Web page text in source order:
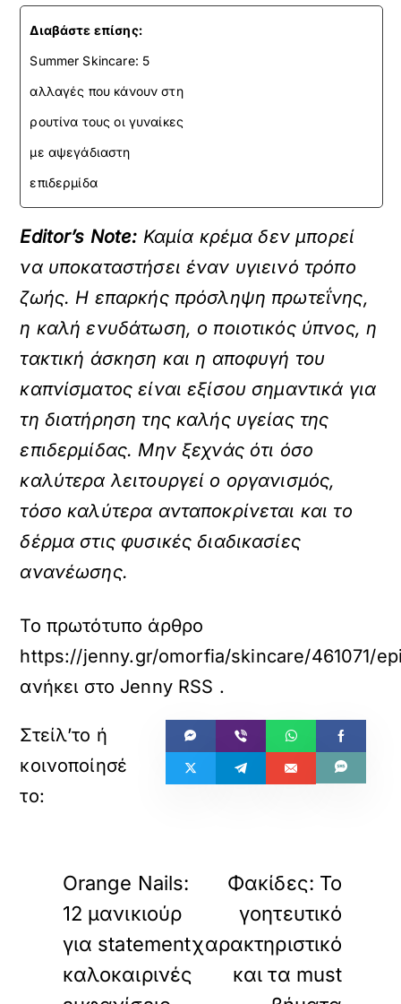
Διαβάστε επίσης:
Summer Skincare: 5
αλλαγές που κάνουν στη
ρουτίνα τους οι γυναίκες
με αψεγάδιαστη
επιδερμίδα
Editor’s Note: Καμία κρέμα δεν μπορεί
να υποκαταστήσει έναν υγιεινό τρόπο
ζωής. Η επαρκής πρόσληψη πρωτεΐνης,
η καλή ενυδάτωση, ο ποιοτικός ύπνος, η
τακτική άσκηση και η αποφυγή του
καπνίσματος είναι εξίσου σημαντικά για
τη διατήρηση της καλής υγείας της
επιδερμίδας. Μην ξεχνάς ότι όσο
καλύτερα λειτουργεί ο οργανισμός,
τόσο καλύτερα ανταποκρίνεται και το
δέρμα στις φυσικές διαδικασίες
ανανέωσης.
Το πρωτότυπο άρθρο
https://jenny.gr/omorfia/skincare/461071/
ανήκει στο Jenny RSS .
Orange Nails:
12 μανικιούρ
για statement
καλοκαιρινές
Φακίδες: Το
γοητευτικό
χαρακτηριστικό
και τα must